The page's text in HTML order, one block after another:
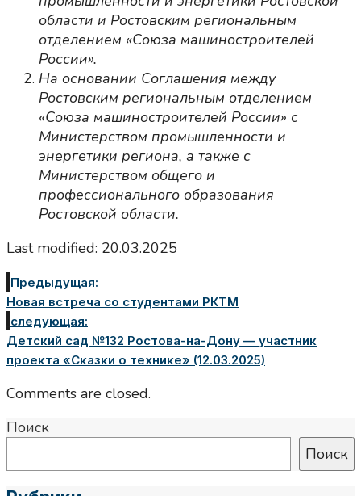
области и Ростовским региональным
отделением «Союза машиностроителей
России».
На основании Соглашения между
Ростовским региональным отделением
«Союза машиностроителей России» с
Министерством промышленности и
энергетики региона, а также с
Министерством общего и
профессионального образования
Ростовской области.
Last modified: 20.03.2025
Предыдущая:
Новая встреча со студентами РКТМ
следующая:
Детский сад №132 Ростова-на-Дону — участник
проекта «Сказки о технике» (12.03.2025)
Comments are closed.
Поиск
Поиск